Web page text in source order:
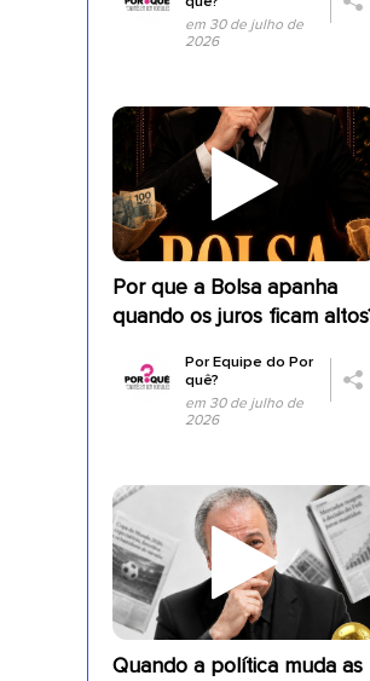
em 30 de julho de
2026
Por que a Bolsa apanha
quando os juros ficam
PorEquipe do Por
quê?
em 30 de julho de
2026
Quando a política muda as